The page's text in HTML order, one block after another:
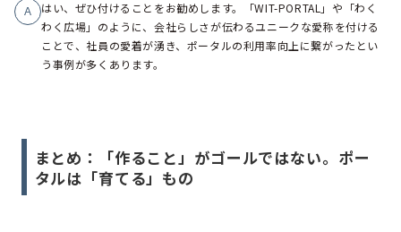
A
はい、ぜひ付けることをお勧めします。「WIT-PORTAL」や「わく
わく広場」のように、会社らしさが伝わるユニークな愛称を付ける
ことで、社員の愛着が湧き、ポータルの利用率向上に繋がったとい
う事例が多くあります。
まとめ：「作ること」がゴールではない。ポー
タルは「育てる」もの